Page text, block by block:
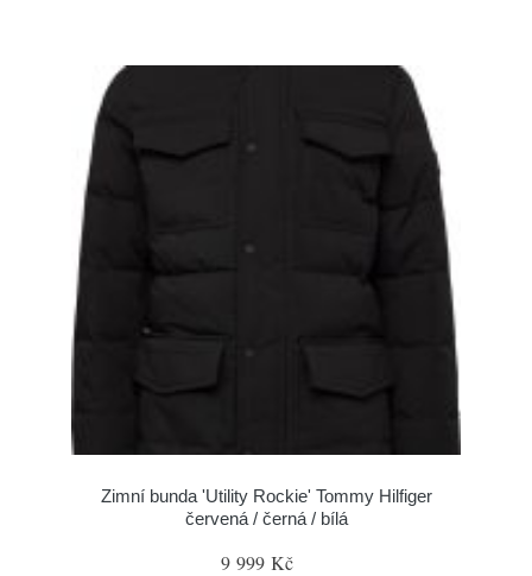
Zimní bunda 'Utility Rockie' Tommy Hilfiger
červená / černá / bílá
9 999 Kč